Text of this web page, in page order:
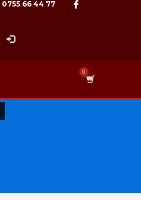
0755 66 44 77